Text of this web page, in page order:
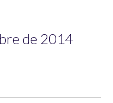
de 2014